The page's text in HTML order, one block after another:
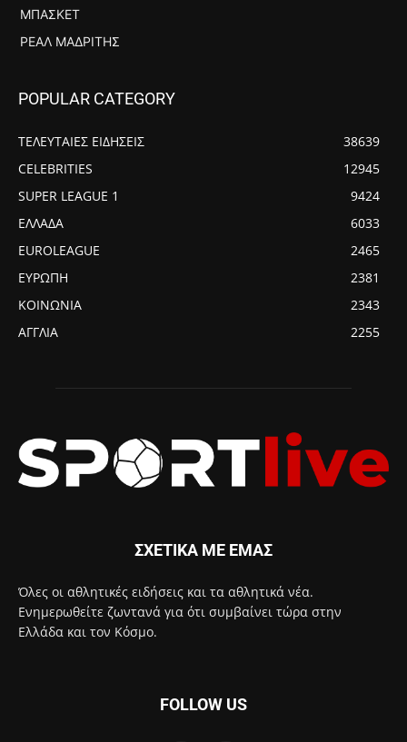
ΜΠΆΣΚΕΤ
ΡΕΆΛ ΜΑΔΡΊΤΗΣ
POPULAR CATEGORY
ΤΕΛΕΥΤΑΙΕΣ ΕΙΔΗΣΕΙΣ
38639
CELEBRITIES
12945
SUPER LEAGUE 1
9424
ΕΛΛΑΔΑ
6033
EUROLEAGUE
2465
ΕΥΡΩΠΗ
2381
ΚΟΙΝΩΝΙΑ
2343
ΑΓΓΛΙΑ
2255
ΣΧΕΤΙΚΑ ΜΕ ΕΜΑΣ
Όλες οι αθλητικές ειδήσεις και τα αθλητικά νέα.
Ενημερωθείτε ζωντανά για ότι συμβαίνει τώρα στην
Ελλάδα και τον Κόσμο.
FOLLOW US